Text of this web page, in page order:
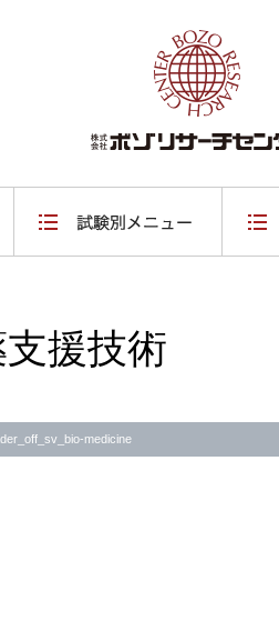
援技術
medicine